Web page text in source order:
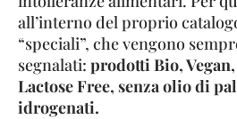
all’interno del proprio
“speciali”, che vengono
segnalati: prodotti Bio,
Lactose Free, senza olio di
idrogenati.